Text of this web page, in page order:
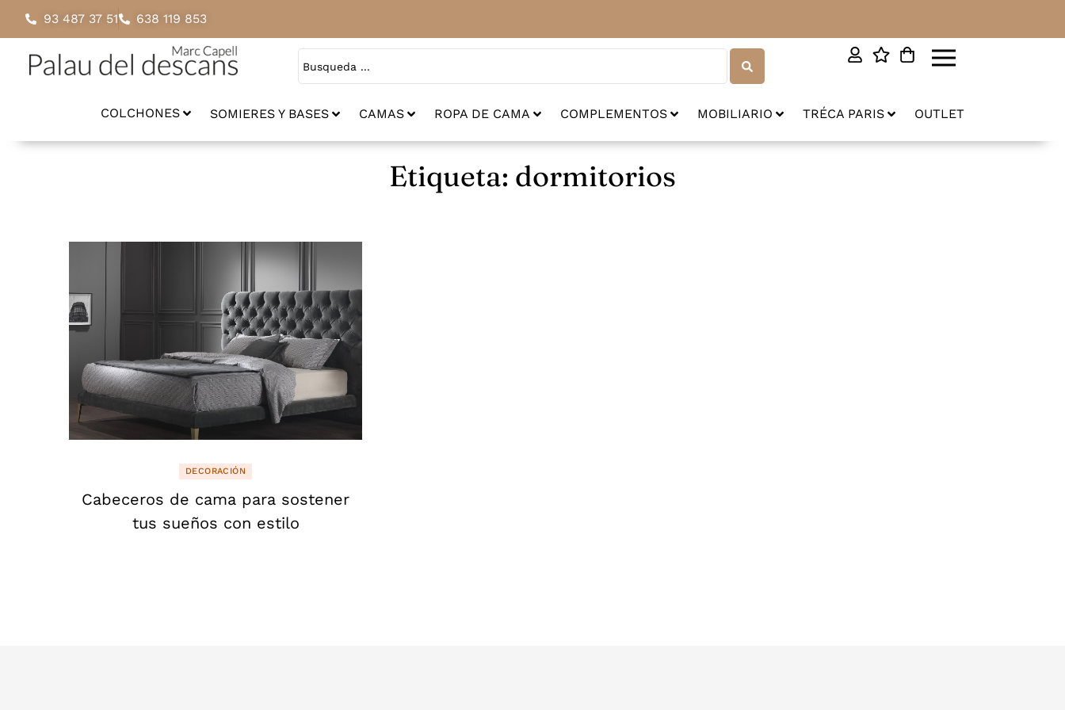
93 487 37 51 638 119 853
COLCHONES SOMIERES Y BASES CAMAS ROPA DE CAMA COMPLEMENTOS MOBILIARIO TRÉCA PARIS OUTLET
Etiqueta: dormitorios
DECORACIÓN
Cabeceros de cama para sostener
tus sueños con estilo